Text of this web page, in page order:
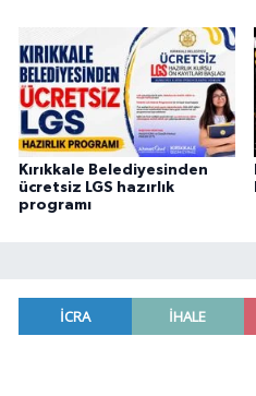
Kırıkkale Belediyesinden
ücretsiz LGS hazırlık
programı